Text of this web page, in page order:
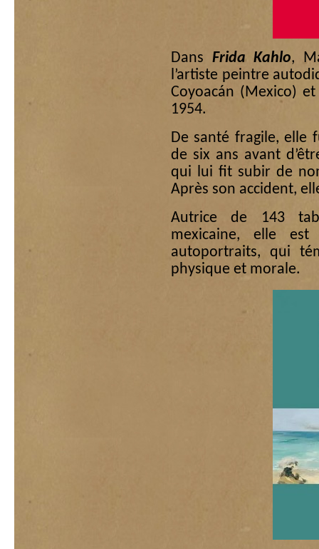
Dans Frida Kahlo,
l’artiste peintre
Coyoacán (Mexico)
1954.
De santé fragile, elle
de six ans avant
qui lui fit subir de
Après son accident,
Autrice de 143
mexicaine, elle
autoportraits, qui
physique et morale.